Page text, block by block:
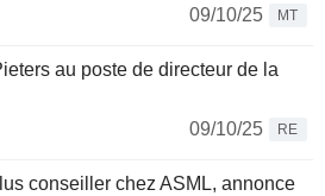
09/10/25
MT
au poste de directeur de la
09/10/25
RE
conseiller chez ASML, annonce